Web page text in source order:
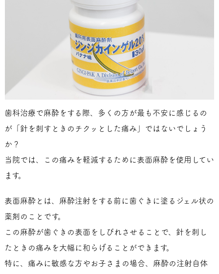
歯科治療で麻酔をする際、多くの方が最も不安に感じるの
が「針を刺すときのチクッとした痛み」ではないでしょう
か？
当院では、この痛みを軽減するために表面麻酔を使用してい
ます。
表面麻酔とは、麻酔注射をする前に歯ぐきに塗るジェル状の
薬剤のことです。
この麻酔が歯ぐきの表面をしびれさせることで、針を刺し
たときの痛みを大幅に和らげることができます。
特に、痛みに敏感な方やお子さまの場合、麻酔の注射自体